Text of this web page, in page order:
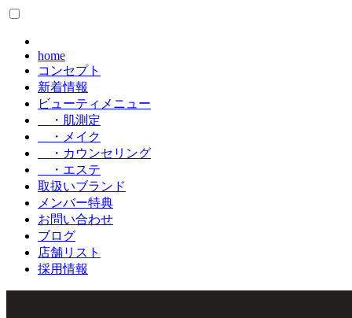
home
コンセプト
新着情報
ビューティメニュー
・肌測定
・メイク
・カウンセリング
・エステ
取扱いブランド
メンバー特典
お問い合わせ
ブログ
店舗リスト
採用情報